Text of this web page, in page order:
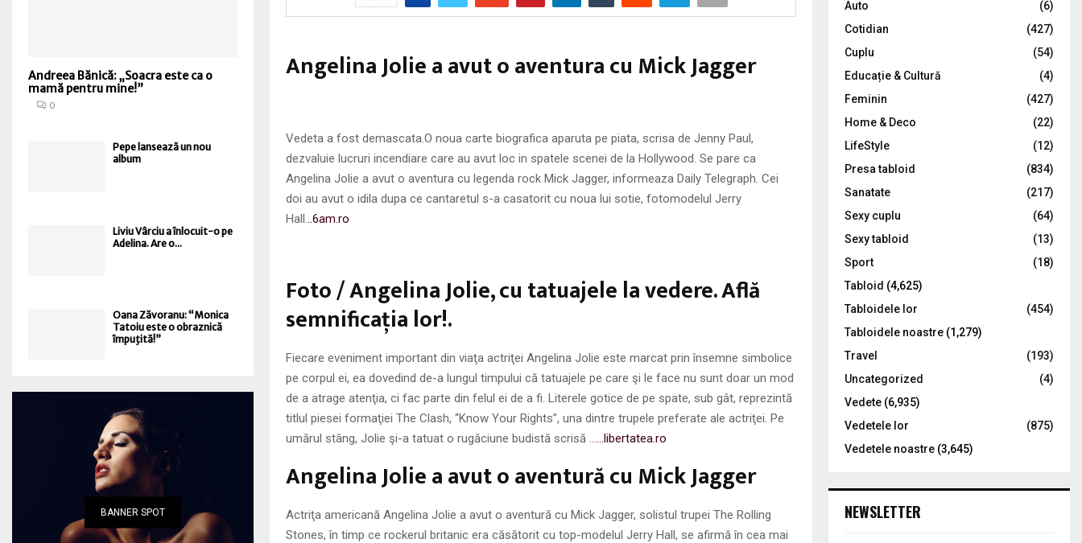
Angelina Jolie a avut o aventura cu Mick Jagger
Vedeta a fost demascata.O noua carte biografica aparuta pe piata, scrisa de Jenny Paul,
dezvaluie lucruri incendiare care au avut loc in spatele scenei de la Hollywood. Se pare ca
Angelina Jolie a avut o aventura cu legenda rock Mick Jagger, informeaza Daily Telegraph. Cei
doi au avut o idila dupa ce cantaretul s-a casatorit cu noua lui sotie, fotomodelul Jerry
Hall. ..6am.ro
Foto / Angelina Jolie, cu tatuajele la vedere. Află
semnificaţia lor!.
Fiecare eveniment important din viaţa actriţei Angelina Jolie este marcat prin însemne simbolice
pe corpul ei, ea dovedind de-a lungul timpului că tatuajele pe care şi le face nu sunt doar un mod
de a atrage atenţia, ci fac parte din felul ei de a fi. Literele gotice de pe spate, sub gât, reprezintă
titlul piesei formaţiei The Clash, “Know Your Rights”, una dintre trupele preferate ale actriţei. Pe
umărul stâng, Jolie şi-a tatuat o rugăciune budistă scrisă …
…libertatea.ro
Angelina Jolie a avut o aventură cu Mick Jagger
Actriţa americană Angelina Jolie a avut o aventură cu Mick Jagger, solistul trupei The Rolling
Stones, în timp ce rockerul britanic era căsătorit cu top-modelul Jerry Hall, se afirmă în cea mai
Andreea Bănică: „Soacra este ca o
mamă pentru mine!”
0
Pepe lansează un nou
album
Liviu Vârciu a înlocuit-o pe
Adelina. Are o...
Oana Zăvoranu: “Monica
Tatoiu este o obraznică
împuţită!”
BANNER SPOT
:
C
Auto
(6)
Cotidian
(427)
Cuplu
(54)
Educație & Cultură
(4)
Feminin
(427)
Home & Deco
(22)
LifeStyle
(12)
Presa tabloid
(834)
Sanatate
(217)
Sexy cuplu
(64)
Sexy tabloid
(13)
Sport
(18)
Tabloid (4,625)
Tabloidele lor
(454)
Tabloidele noastre (1,279)
Travel
(193)
Uncategorized
(4)
Vedete (6,935)
Vedetele lor
(875)
Vedetele noastre (3,645)
NEWSLETTER